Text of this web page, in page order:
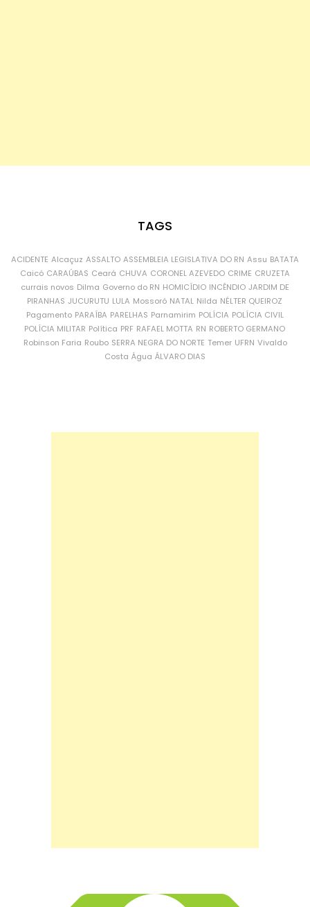
TAGS
ACIDENTE Alcaçuz ASSALTO ASSEMBLEIA LEGISLATIVA DO RN Assu BATATA
Caicó CARAÚBAS Ceará CHUVA CORONEL AZEVEDO CRIME CRUZETA
currais novos Dilma Governo do RN HOMICÍDIO INCÊNDIO JARDIM DE
PIRANHAS JUCURUTU LULA Mossoró NATAL Nilda NÉLTER QUEIROZ
Pagamento PARAÍBA PARELHAS Parnamirim POLÍCIA POLÍCIA CIVIL
POLÍCIA MILITAR Política PRF RAFAEL MOTTA RN ROBERTO GERMANO
Robinson Faria Roubo SERRA NEGRA DO NORTE Temer UFRN Vivaldo
Costa Água ÁLVARO DIAS